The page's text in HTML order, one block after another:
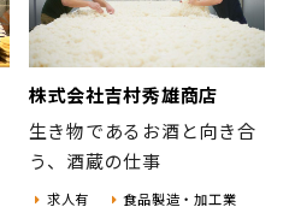
株式会社吉村秀雄商店
生き物であるお酒と向き合
う、酒蔵の仕事
求人有 食品製造・加工業